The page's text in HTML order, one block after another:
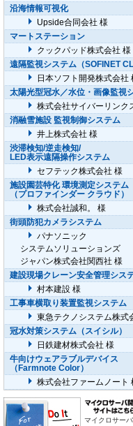
沿海情報可視化
Upside合同会社 様
マートステーション
クックパッド株式会社 様
遠隔監視システム（SOFINET
日本ソフト開発株式会社
太陽光型冠水／水位・画像監視
株式会社サイバーリンク
消融雪施設 監視制御システム
井上株式会社 様
渋滞検知/逆走検知/
LED表示遠隔操作システム
セフテック株式会社 様
施設園芸特化 環境測定システム
（プロファインダー クラウド）
株式会社誠和。 様
街頭防犯カメラシステム
パナソニック
システムソリューションズ
ジャパン株式会社関西社 様
建設現場クレーン安全管理シス
村本建設 様
工事車横取り装置監視システム
東急テクノシステム株式
冠水対策システム（スイシル）
日鉄建材株式会社 様
牛向けウェアラブルデバイス
（Farmnote Color）
株式会社ファームノート
マイクロサー